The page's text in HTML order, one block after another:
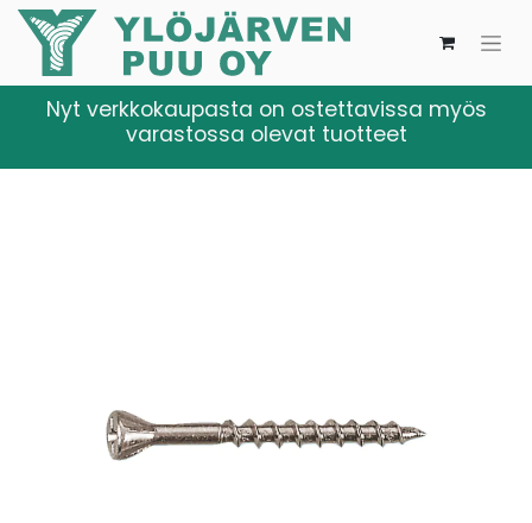
Nyt verkkokaupasta on ostettavissa myös
varastossa olevat tuotteet